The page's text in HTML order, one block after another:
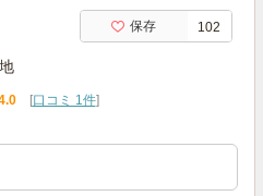
保存 102
[口コミ 1件]